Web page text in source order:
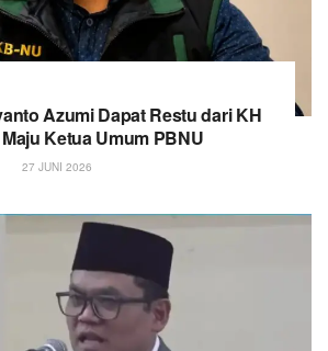
Azumi Dapat Restu dari KH
Ketua Umum PBNU
27 JUNI 2026